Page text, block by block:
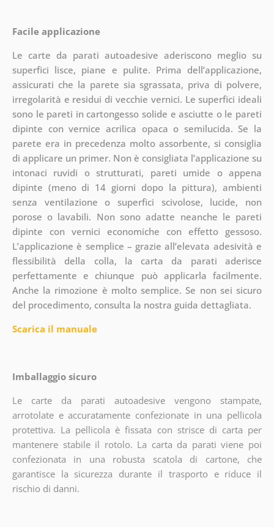
Facile applicazione
Le carte da parati autoadesive aderiscono meglio su
superfici lisce, piane e pulite. Prima dell’applicazione,
assicurati che la parete sia sgrassata, priva di polvere,
irregolarità e residui di vecchie vernici. Le superfici ideali
sono le pareti in cartongesso solide e asciutte o le pareti
dipinte con vernice acrilica opaca o semilucida. Se la
parete era in precedenza molto assorbente, si consiglia
di applicare un primer. Non è consigliata l’applicazione su
intonaci ruvidi o strutturati, pareti umide o appena
dipinte (meno di 14 giorni dopo la pittura), ambienti
senza ventilazione o superfici scivolose, lucide, non
porose o lavabili. Non sono adatte neanche le pareti
dipinte con vernici economiche con effetto gessoso.
L’applicazione è semplice – grazie all’elevata adesività e
flessibilità della colla, la carta da parati aderisce
perfettamente e chiunque può applicarla facilmente.
Anche la rimozione è molto semplice. Se non sei sicuro
del procedimento, consulta la nostra guida dettagliata.
Scarica il manuale
Imballaggio sicuro
Le carte da parati autoadesive vengono stampate,
arrotolate e accuratamente confezionate in una pellicola
protettiva. La pellicola è fissata con strisce di carta per
mantenere stabile il rotolo. La carta da parati viene poi
confezionata in una robusta scatola di cartone, che
garantisce la sicurezza durante il trasporto e riduce il
rischio di danni.